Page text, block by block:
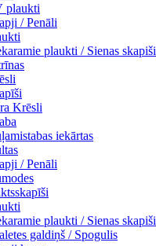
plaukti
/ Penāli
plaukti / Sienas skapiši
Krēsli
iekārtas
/ Penāli
plaukti / Sienas skapiši
galdiņš / Spogulis